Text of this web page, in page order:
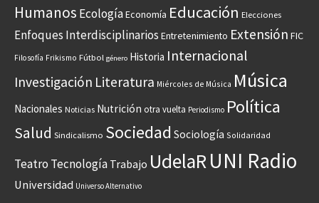
Humanos EcologíaEconomía Educación Elecciones
Enfoques Interdisciplinarios Entretenimiento Extensión FIC
Filosofía Frikismo Fútbol género Historia Internacional
Investigación Literatura Miércoles de Música Música
Nacionales Noticias Nutrición otra vuelta Periodismo Política
Salud Sindicalismo Sociedad Sociología Solidaridad
Teatro Tecnología Trabajo UdelaRUNI Radio
Universidad Universo Alternativo